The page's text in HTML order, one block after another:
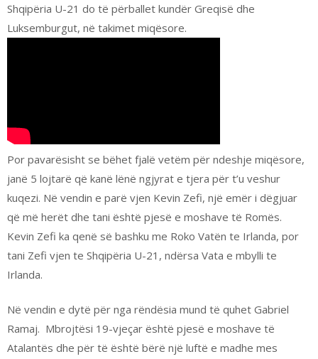
Shqipëria U-21 do të përballet kundër Greqisë dhe
Luksemburgut, në takimet miqësore.
Por pavarësisht se bëhet fjalë vetëm për ndeshje miqësore,
janë 5 lojtarë që kanë lënë ngjyrat e tjera për t’u veshur
kuqezi. Në vendin e parë vjen Kevin Zefi, një emër i dëgjuar
që më herët dhe tani është pjesë e moshave të Romës.
Kevin Zefi ka qenë së bashku me Roko Vatën te Irlanda, por
tani Zefi vjen te Shqipëria U-21, ndërsa Vata e mbylli te
Irlanda.
Në vendin e dytë për nga rëndësia mund të quhet Gabriel
Ramaj. Mbrojtësi 19-vjeçar është pjesë e moshave të
Atalantës dhe për të është bërë një luftë e madhe mes